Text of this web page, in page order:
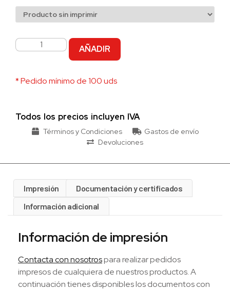
AÑADIR
* Pedido mínimo de 100 uds
Todos los precios incluyen IVA
Términos y Condiciones
Gastos de envío
Devoluciones
Impresión
Documentación y certificados
Información adicional
Información de impresión
Contacta con nosotrospara realizar pedidos
impresos de cualquiera de nuestros productos. A
continuación tienes disponibles los documentos con